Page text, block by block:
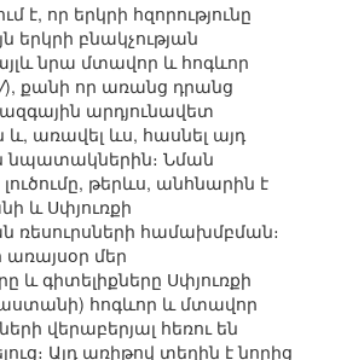
է, որ երկրի հզորությունը
երկրի բնակչության
նրա մտավոր և հոգևոր
), քանի որ առանց դրանց
արդյունավետ
և, առավել ևս, հասնել այդ
նպատակներին։ Նման
թերևս, անհնարին է
և Սփյուռքի
համախմբման։
մեր
և գիտելիքները Սփյուռքի
հոգևոր և մտավոր
վերաբերյալ հեռու են
Այդ առիթով տեղին է նորից